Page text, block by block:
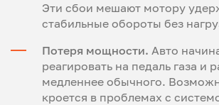
Эти сбои мешают мотору
стабильные обороты без
Потеря мощности. Авто
реагировать на педаль газа и
медленнее обычного.
кроется в проблемах с